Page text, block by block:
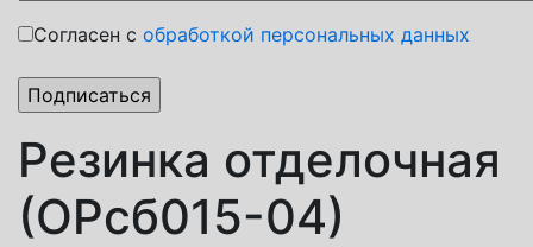
Согласен с обработкой персональных данных
Резинка отделочная
(ОРсб015-04)